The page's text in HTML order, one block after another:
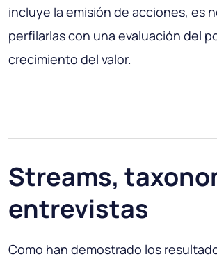
incluye la emisión de acciones, es
perfilarlas con una evaluación del
crecimiento del valor.
Streams,
entrevistas
Como han demostrado los